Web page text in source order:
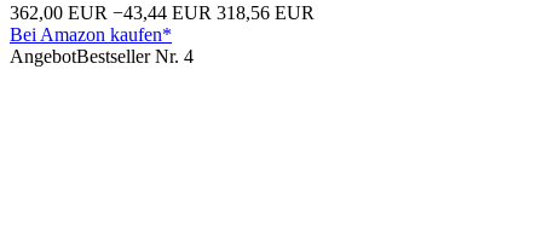
362,00 EUR −43,44 EUR 318,56 EUR
Bei Amazon kaufen*
AngebotBestseller Nr. 4